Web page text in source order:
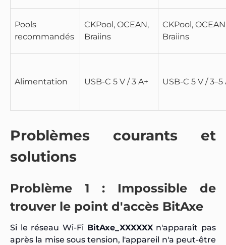
Pools
recommandés
CKPool, OCEAN,
Braiins
CKPool,
Braiins
Alimentation USB-C 5 V / 3 A+ USB-C 5 V / 3–5
Problèmes courants et
solutions
Problème 1 : Impossible de
trouver le point d'accès BitAxe
Si le réseau Wi-Fi BitAxe_XXXXXXn'apparaît pas
après la mise sous tension, l'appareil n'a peut-être